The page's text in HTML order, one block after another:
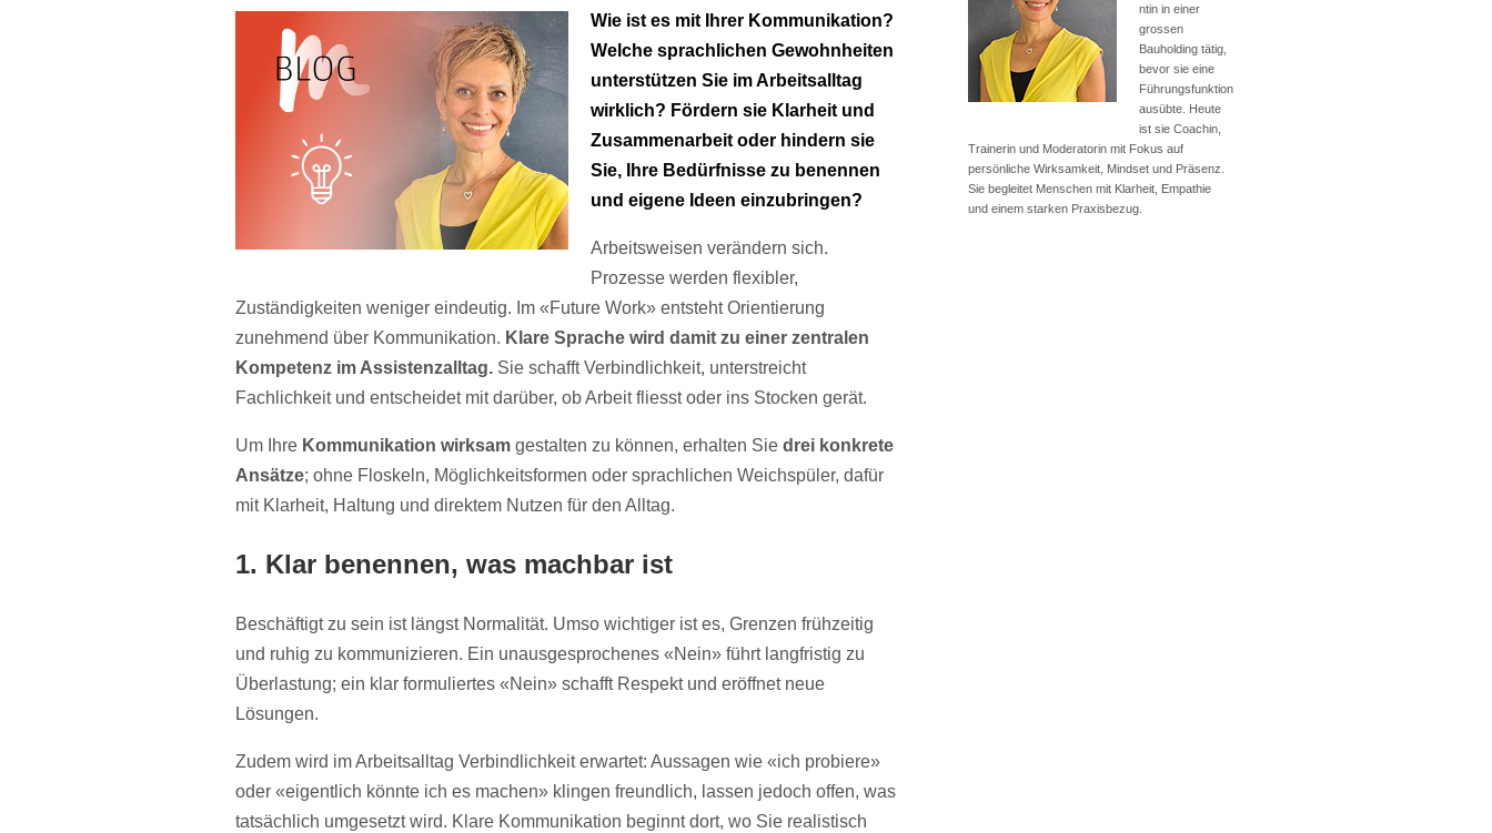
Wie ist es mit Ihrer Kommunikation?
Welche sprachlichen Gewohnheiten
unterstützen Sie im Arbeitsalltag
wirklich? Fördern sie Klarheit und
Zusammenarbeit oder hindern sie
Sie, Ihre Bedürfnisse zu benennen
und eigene Ideen einzubringen?
Arbeitsweisen verändern sich.
Prozesse werden flexibler,
Zuständigkeiten weniger eindeutig. Im «Future Work» entsteht Orientierung
zunehmend über Kommunikation. Klare Sprache wird damit zu einer zentralen
Kompetenz im Assistenzalltag. Sie schafft Verbindlichkeit, unterstreicht
Fachlichkeit und entscheidet mit darüber, ob Arbeit fliesst oder ins Stocken gerät.
Um Ihre Kommunikation wirksam gestalten zu können, erhalten Sie drei konkrete
Ansätze; ohne Floskeln, Möglichkeitsformen oder sprachlichen Weichspüler, dafür
mit Klarheit, Haltung und direktem Nutzen für den Alltag.
1. Klar benennen, was machbar ist
Beschäftigt zu sein ist längst Normalität. Umso wichtiger ist es, Grenzen frühzeitig
und ruhig zu kommunizieren. Ein unausgesprochenes «Nein» führt langfristig zu
Überlastung; ein klar formuliertes «Nein» schafft Respekt und eröffnet neue
Lösungen.
Zudem wird im Arbeitsalltag Verbindlichkeit erwartet: Aussagen wie «ich probiere»
oder «eigentlich könnte ich es machen» klingen freundlich, lassen jedoch offen, was
tatsächlich umgesetzt wird. Klare Kommunikation beginnt dort, wo Sie realistisch
ntin in einer
grossen
Bauholding tätig,
bevor sie eine
Führungsfunktion
ausübte. Heute
ist sie Coachin,
Trainerin und Moderatorin mit Fokus auf
persönliche Wirksamkeit, Mindset und Präsenz.
Sie begleitet Menschen mit Klarheit, Empathie
und einem starken Praxisbezug.